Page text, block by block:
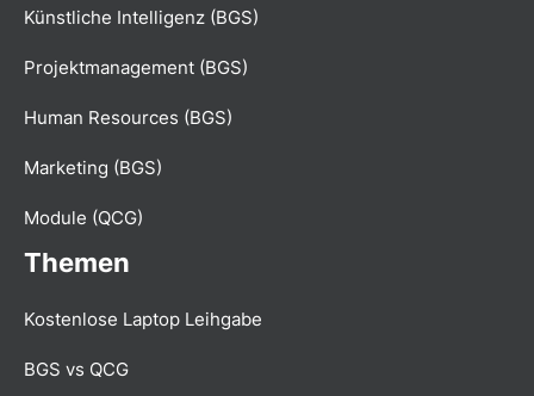
Künstliche Intelligenz (BGS)
Projektmanagement (BGS)
Human Resources (BGS)
Marketing (BGS)
Module (QCG)
Themen
Kostenlose Laptop Leihgabe
BGS vs QCG